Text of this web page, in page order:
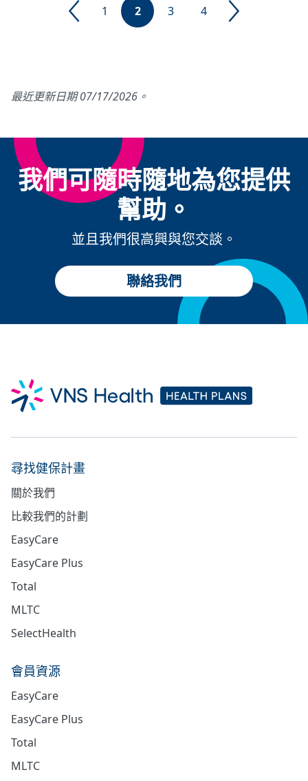
1 2 3 4
最近更新日期 07/17/2026。
我們可隨時隨地為您提供
幫助。
並且我們很高興與您交談。
聯絡我們
尋找健保計畫
關於我們
比較我們的計劃
EasyCare
EasyCare Plus
Total
MLTC
SelectHealth
會員資源
EasyCare
EasyCare Plus
Total
MLTC